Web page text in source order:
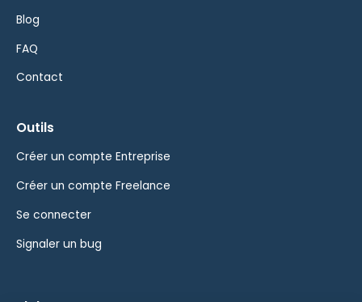
Blog
FAQ
Contact
Outils
Créer un compte Entreprise
Créer un compte Freelance
Se connecter
Signaler un bug